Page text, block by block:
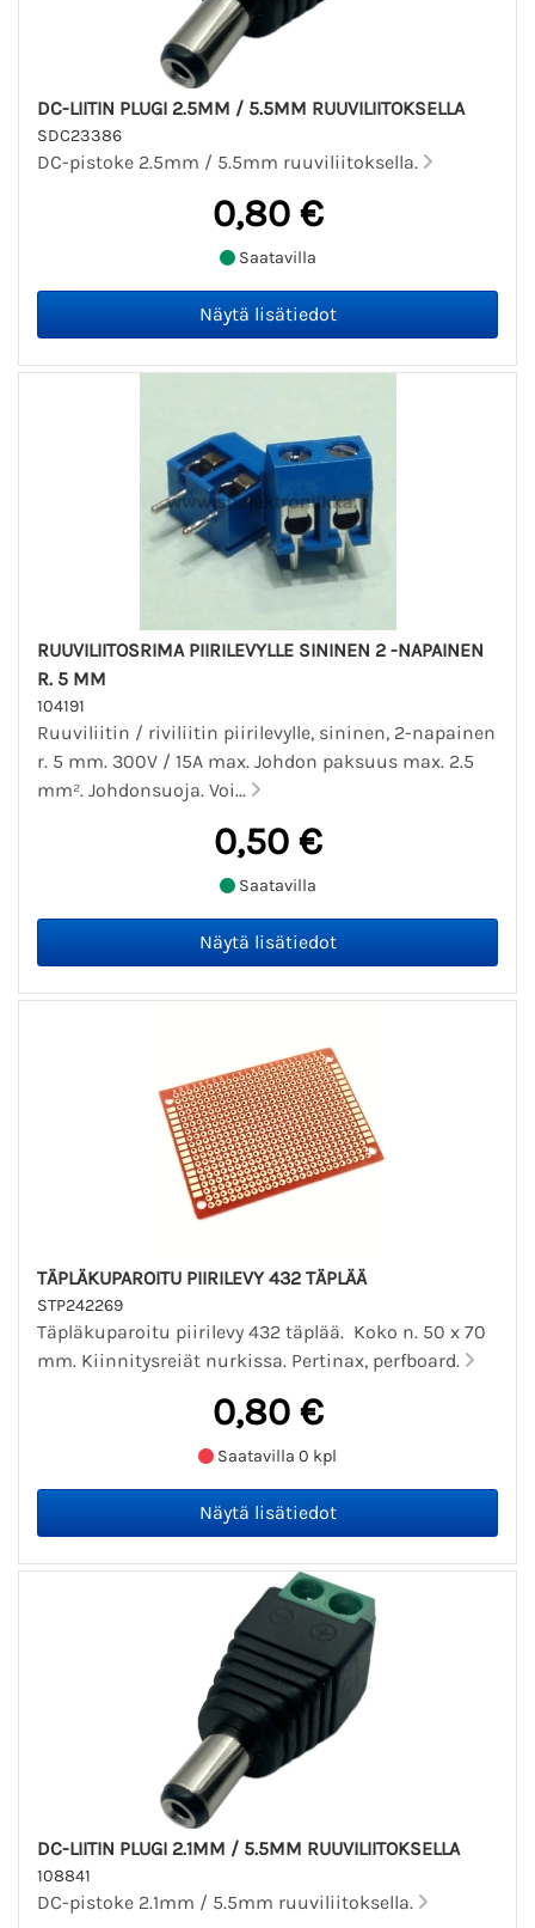
DC-LIITIN PLUGI 2.5MM / 5.5MM RUUVILIITOKSELLA
SDC23386
DC-pistoke 2.5mm / 5.5mm ruuviliitoksella.
0,80 €
Saatavilla
RUUVILIITOSRIMA PIIRILEVYLLE SININEN 2 -NAPAINEN
R. 5 MM
104191
Ruuviliitin / riviliitin piirilevylle, sininen, 2-napainen
r. 5 mm. 300V / 15A max. Johdon paksuus max. 2.5
mm². Johdonsuoja. Voi...
0,50 €
Saatavilla
TÄPLÄKUPAROITU PIIRILEVY 432 TÄPLÄÄ
STP242269
Täpläkuparoitu piirilevy 432 täplää. Koko n. 50 x 70
mm. Kiinnitysreiät nurkissa. Pertinax, perfboard.
0,80 €
Saatavilla 0 kpl
DC-LIITIN PLUGI 2.1MM / 5.5MM RUUVILIITOKSELLA
108841
DC-pistoke 2.1mm / 5.5mm ruuviliitoksella.